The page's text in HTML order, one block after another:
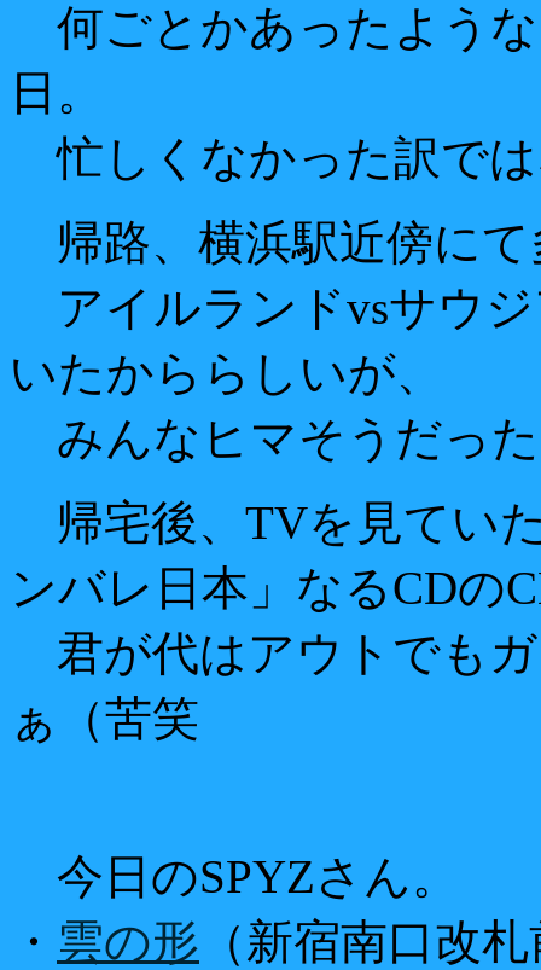
何ごとかあったよう
日。
忙しくなかった訳で
帰路、横浜駅近傍に
アイルランドvsサウ
いたかららしいが、
みんなヒマそうだっ
帰宅後、TVを見てい
ンバレ日本」なるCDの
君が代はアウトでも
ぁ（苦笑
今日のSPYZさん。
・ 雲の形 （新宿南口改